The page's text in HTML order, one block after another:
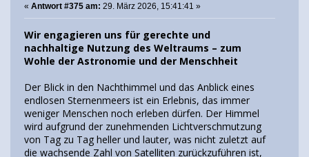
« Antwort #375 am: 29. März 2026, 15:41:41 »
Wir engagieren uns für gerechte und
nachhaltige Nutzung des Weltraums – zum
Wohle der Astronomie und der Menschheit
Der Blick in den Nachthimmel und das Anblick eines
endlosen Sternenmeers ist ein Erlebnis, das immer
weniger Menschen noch erleben dürfen. Der Himmel
wird aufgrund der zunehmenden Lichtverschmutzung
von Tag zu Tag heller und lauter, was nicht zuletzt auf
die wachsende Zahl von Satelliten zurückzuführen ist,